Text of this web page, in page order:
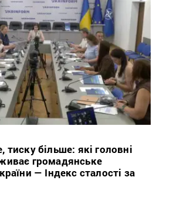
більше: які головні
громадянське
— Індекс сталості за